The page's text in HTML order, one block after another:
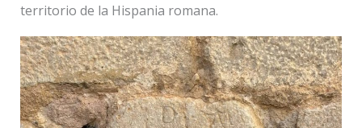
territorio de la Hispania romana.